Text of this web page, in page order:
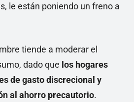
le están poniendo un freno a
tiende a moderar el
dado que los hogares
de gasto discrecional y
al ahorro precautorio.